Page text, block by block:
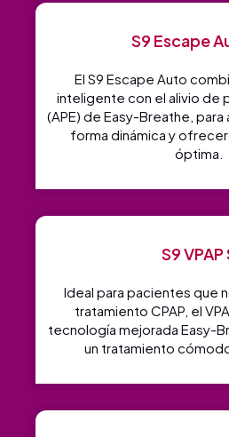
S9 Escape
El S9 Escape Auto
inteligente con el alivio de
(APE) de Easy-Breathe, para
forma dinámica y
óptima.
S9 VPAP
Ideal para pacientes que
tratamiento CPAP, el
tecnología mejorada Easy-
un tratamiento